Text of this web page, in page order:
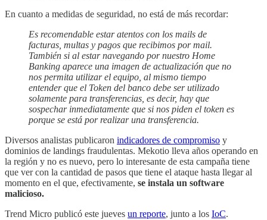
En cuanto a medidas de seguridad, no está de más recordar:
Es recomendable estar atentos con los mails de
facturas, multas y pagos que recibimos por mail.
También si al estar navegando por nuestro Home
Banking aparece una imagen de actualización que no
nos permita utilizar el equipo, al mismo tiempo
entender que el Token del banco debe ser utilizado
solamente para transferencias, es decir, hay que
sospechar inmediatamente que si nos piden el token es
porque se está por realizar una transferencia.
Diversos analistas publicaron indicadores de compromiso y
dominios de landings fraudulentas. Mekotio lleva años operando en
la región y no es nuevo, pero lo interesante de esta campaña tiene
que ver con la cantidad de pasos que tiene el ataque hasta llegar al
momento en el que, efectivamente, se instala un software
malicioso.
Trend Micro publicó este jueves un reporte, junto a los IoC.